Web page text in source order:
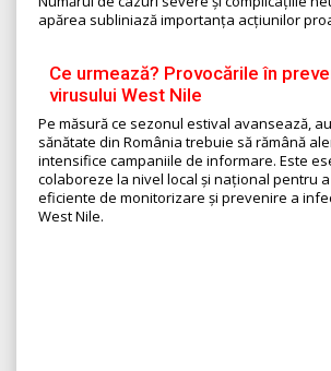
apărea subliniază importanța acțiunilor
Ce urmează? Provocările în
virusului West Nile
Pe măsură ce sezonul estival avansează,
sănătate din România trebuie să rămână
intensifice campaniile de informare. Este
colaboreze la nivel local și național pentru
eficiente de monitorizare și prevenire a
West Nile.